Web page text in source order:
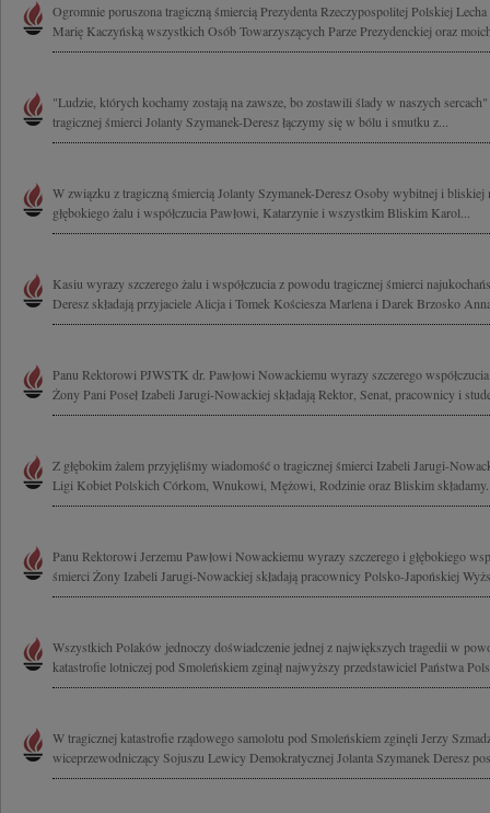
Ogromnie poruszona tragiczną śmiercią Prezydenta Rzeczypospolitej Polskiej
Marię Kaczyńską wszystkich Osób Towarzyszących Parze Prezydenckiej oraz
"Ludzie, których kochamy zostają na zawsze, bo zostawili ślady w naszych
tragicznej śmierci Jolanty Szymanek-Deresz łączymy się w bólu i smutku z...
W związku z tragiczną śmiercią Jolanty Szymanek-Deresz Osoby wybitnej i bliskiej
głębokiego żalu i współczucia Pawłowi, Katarzynie i wszystkim Bliskim Karol...
Kasiu wyrazy szczerego żalu i współczucia z powodu tragicznej śmierci
Deresz składają przyjaciele Alicja i Tomek Kościesza Marlena i Darek Brzosko
Panu Rektorowi PJWSTK dr. Pawłowi Nowackiemu wyrazy szczerego
Żony Pani Poseł Izabeli Jarugi-Nowackiej składają Rektor, Senat, pracownicy i
Z głębokim żalem przyjęliśmy wiadomość o tragicznej śmierci Izabeli Jarugi-
Ligi Kobiet Polskich Córkom, Wnukowi, Mężowi, Rodzinie oraz Bliskim
Panu Rektorowi Jerzemu Pawłowi Nowackiemu wyrazy szczerego i głębokiego
śmierci Żony Izabeli Jarugi-Nowackiej składają pracownicy Polsko-Japońskiej
Wszystkich Polaków jednoczy doświadczenie jednej z największych tragedii w
katastrofie lotniczej pod Smoleńskiem zginął najwyższy przedstawiciel Państwa
W tragicznej katastrofie rządowego samolotu pod Smoleńskiem zginęli Jerzy
wiceprzewodniczący Sojuszu Lewicy Demokratycznej Jolanta Szymanek Deresz